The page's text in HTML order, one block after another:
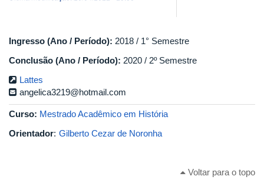
Ingresso (Ano / Período): 2018 / 1° Semestre
Conclusão (Ano / Período): 2020 / 2º Semestre
Lattes
angelica3219@hotmail.com
Curso: Mestrado Acadêmico em História
Orientador: Gilberto Cezar de Noronha
Voltar para o topo